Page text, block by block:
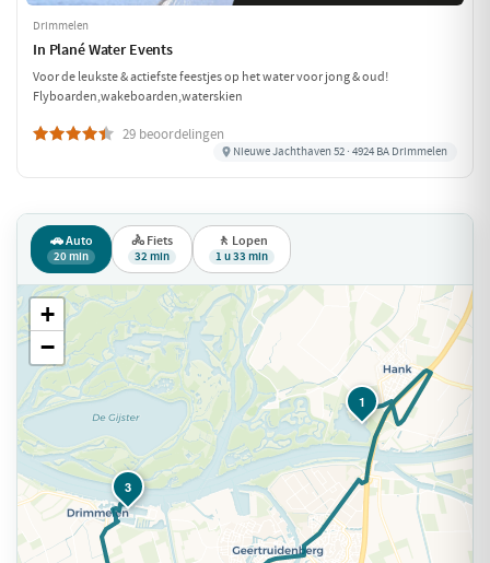
Drimmelen
In Plané Water Events
Voor de leukste & actiefste feestjes op het water voor jong & oud!
Flyboarden,wakeboarden,waterskien
29 beoordelingen
Nieuwe Jachthaven 52 · 4924 BA Drimmelen
🚗 Auto
20 min
🚴 Fiets
32 min
🚶 Lopen
1 u 33 min
1
3
+
−